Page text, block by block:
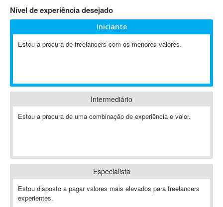
A2Billing
AAUS Scientific Diver
ABAP
ABIS
Ableton
Ableton Live
Abstract Window Toolkit (AWT)
AC Drives
AC3
Nível de experiência desejado
Iniciante
Estou a procura de freelancers com os menores valores.
Intermediário
Estou a procura de uma combinação de experiência e valor.
Especialista
Estou disposto a pagar valores mais elevados para freelancers
experientes.